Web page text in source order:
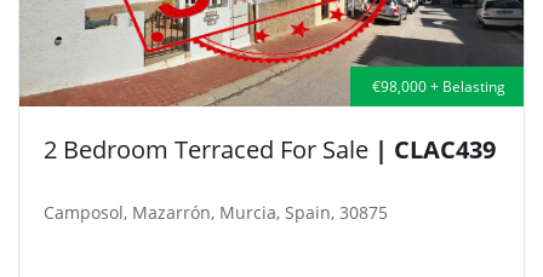
€98,000 + Belasting
2 Bedroom Terraced For Sale | CLAC439
Camposol, Mazarrón, Murcia, Spain, 30875